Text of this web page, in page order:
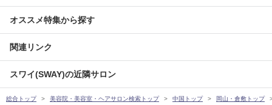
オススメ特集から探す
関連リンク
スワイ(SWAY)の近隣サロン
総合トップ 美容院・美容室・ヘアサロン検索トップ 中国トップ 岡山・倉敷トップ